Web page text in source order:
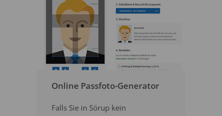
Online Passfoto-Generator
Falls Sie in Sörup kein